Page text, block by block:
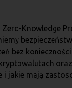
Zero-Knowledge
bez
i jakie mają